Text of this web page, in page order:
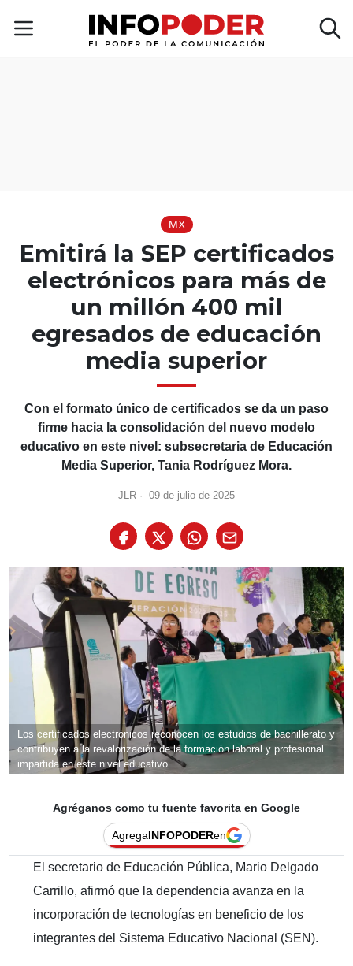
MX
Emitirá la SEP certificados
electrónicos para más de
un millón 400 mil
egresados de educación
media superior
Con el formato único de certificados se da un paso
firme hacia la consolidación del nuevo modelo
educativo en este nivel: subsecretaria de Educación
Media Superior, Tania Rodríguez Mora.
JLR · 09 de julio de 2025
Los certificados electrónicos reconocen los estudios de bachillerato y
contribuyen a la revalorización de la formación laboral y profesional
impartida en este nivel educativo.
Agréganos como tu fuente favorita en Google
AgregaINFOPODERen
El secretario de Educación Pública, Mario Delgado
Carrillo, afirmó que la dependencia avanza en la
incorporación de tecnologías en beneficio de los
integrantes del Sistema Educativo Nacional (SEN).